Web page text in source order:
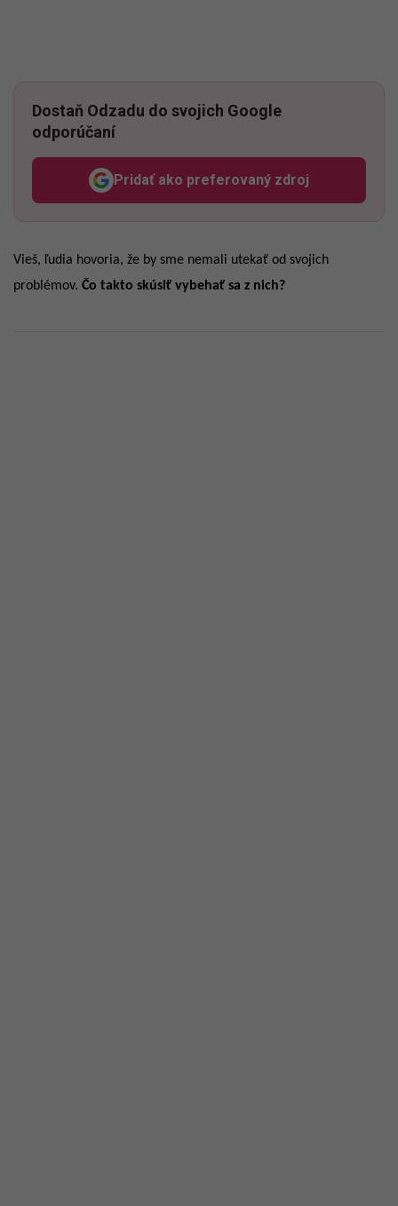
Dostaň Odzadu do svojich Google
odporúčaní
Pridať ako preferovaný zdroj
Odzadu, odkaz sa otvorí v
Vieš, ľudia hovoria, že by sme nemali utekať od svojich
problémov. Čo takto skúsiť vybehať sa z nich?